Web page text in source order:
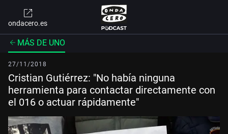
ondacero.es
MÁS DE UNO
27/11/2018
Cristian Gutiérrez: "No había ninguna
herramienta para contactar directamente con
el 016 o actuar rápidamente"